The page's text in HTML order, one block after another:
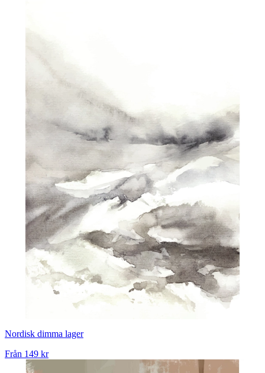
Nordisk dimma lager
Från 149 kr